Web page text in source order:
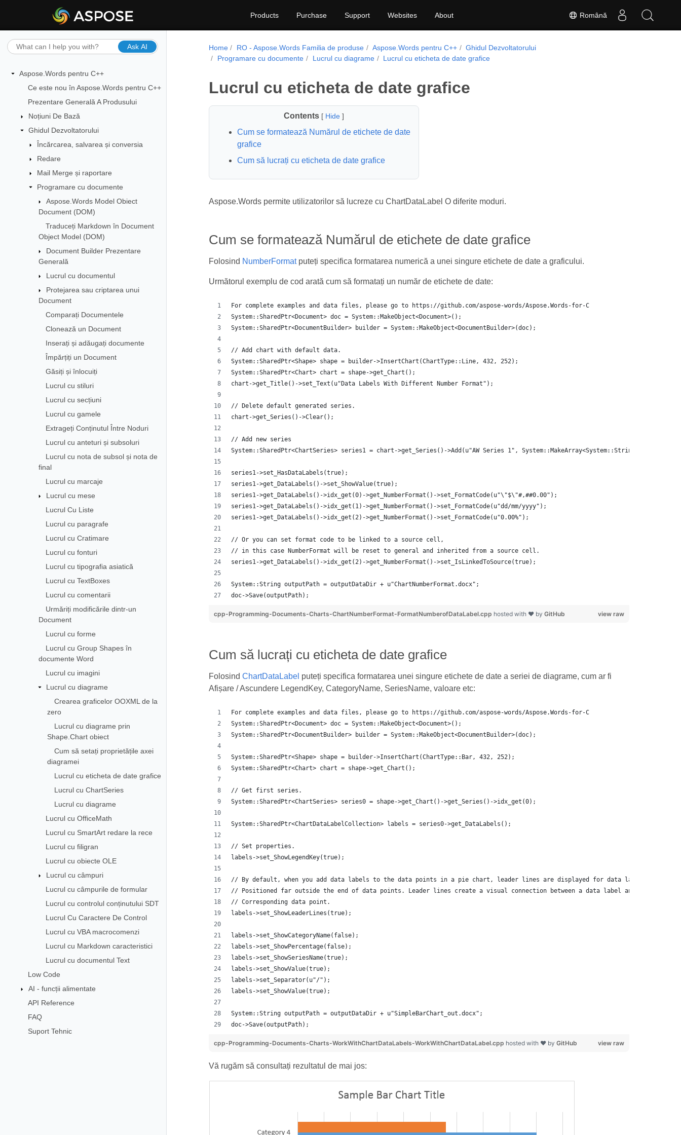
Română
Products Purchase Support Websites About
Ask AI
Aspose.Words pentru C++
Ce este nou în Aspose.Words pentru C++
Prezentare Generală A Produsului
Noțiuni De Bază
Ghidul Dezvoltatorului
Încărcarea, salvarea și conversia
Redare
Mail Merge și raportare
Programare cu documente
Aspose.Words Model Obiect
Document (DOM)
Traduceți Markdown în Document
Object Model (DOM)
Document Builder Prezentare
Generală
Lucrul cu documentul
Protejarea sau criptarea unui
Document
Comparați Documentele
Clonează un Document
Inserați și adăugați documente
Împărțiți un Document
Găsiți și înlocuiți
Lucrul cu stiluri
Lucrul cu secțiuni
Lucrul cu gamele
Extrageți Conținutul Între Noduri
Lucrul cu anteturi și subsoluri
Lucrul cu nota de subsol și nota de
final
Lucrul cu marcaje
Lucrul cu mese
Lucrul Cu Liste
Lucrul cu paragrafe
Lucrul cu Cratimare
Lucrul cu fonturi
Lucrul cu tipografia asiatică
Lucrul cu TextBoxes
Lucrul cu comentarii
Urmăriți modificările dintr-un
Document
Lucrul cu forme
Lucrul cu Group Shapes în
documente Word
Lucrul cu imagini
Lucrul cu diagrame
Crearea graficelor OOXML de la
zero
Lucrul cu diagrame prin
Shape.Chart obiect
Cum să setați proprietățile axei
diagramei
Lucrul cu eticheta de date grafice
Lucrul cu ChartSeries
Lucrul cu diagrame
Lucrul cu OfficeMath
Lucrul cu SmartArt redare la rece
Lucrul cu filigran
Lucrul cu obiecte OLE
Lucrul cu câmpuri
Lucrul cu câmpurile de formular
Lucrul cu controlul conținutului SDT
Lucrul Cu Caractere De Control
Lucrul cu VBA macrocomenzi
Lucrul cu Markdown caracteristici
Lucrul cu documentul Text
Low Code
AI - funcții alimentate
API Reference
FAQ
Suport Tehnic
Home RO - Aspose.Words Familia de produse Aspose.Words pentru C++
Ghidul Dezvoltatorului
Programare cu documente
Lucrul cu diagrame Lucrul cu eticheta de date grafice
Lucrul cu eticheta de date grafice
Contents[ Hide ]
Cum se formatează Numărul de etichete de date
grafice
Cum să lucrați cu eticheta de date grafice
Aspose.Words permite utilizatorilor să lucreze cu ChartDataLabel O diferite moduri.
Cum se formatează Numărul de etichete de date grafice
Folosind NumberFormatputeți specifica formatarea numerică a unei singure etichete de date a graficului.
Următorul exemplu de cod arată cum să formatați un număr de etichete de date:
For complete examples and data files, please go to https://github.com/aspose-words/Aspose.Words-for-C
System::SharedPtr<Document> doc = System::MakeObject<Document>();
System::SharedPtr<DocumentBuilder> builder = System::MakeObject<DocumentBuilder>(doc);
// Add chart with default data.
System::SharedPtr<Shape> shape = builder->InsertChart(ChartType::Line, 432, 252);
System::SharedPtr<Chart> chart = shape->get_Chart();
chart->get_Title()->set_Text(u"Data Labels With Different Number Format");
// Delete default generated series.
chart->get_Series()->Clear();
// Add new series
System::SharedPtr<ChartSeries> series1 = chart->get_Series()->Add(u"AW Series 1",
series1->set_HasDataLabels(true);
series1->get_DataLabels()->set_ShowValue(true);
series1->get_DataLabels()->idx_get(0)->get_NumberFormat()->set_FormatCode(u"\"$\"#,##0.00");
series1->get_DataLabels()->idx_get(1)->get_NumberFormat()->set_FormatCode(u"dd/mm/yyyy");
series1->get_DataLabels()->idx_get(2)->get_NumberFormat()->set_FormatCode(u"0.00%");
// Or you can set format code to be linked to a source cell,
// in this case NumberFormat will be reset to general and inherited from a source cell.
series1->get_DataLabels()->idx_get(2)->get_NumberFormat()->set_IsLinkedToSource(true);
System::String outputPath = outputDataDir + u"ChartNumberFormat.docx";
doc->Save(outputPath);
view raw
cpp-Programming-Documents-Charts-ChartNumberFormat-FormatNumberofDataLabel.cpp hosted with ❤ by GitHub
Cum să lucrați cu eticheta de date grafice
Folosind ChartDataLabel puteți specifica formatarea unei singure etichete de date a seriei de diagrame, cum ar fi
Afișare / Ascundere LegendKey, CategoryName, SeriesName, valoare etc:
For complete examples and data files, please go to https://github.com/aspose-words/Aspose.Words-for-C
System::SharedPtr<Document> doc = System::MakeObject<Document>();
System::SharedPtr<DocumentBuilder> builder = System::MakeObject<DocumentBuilder>(doc);
System::SharedPtr<Shape> shape = builder->InsertChart(ChartType::Bar, 432, 252);
System::SharedPtr<Chart> chart = shape->get_Chart();
// Get first series.
System::SharedPtr<ChartSeries> series0 = shape->get_Chart()->get_Series()->idx_get(0);
System::SharedPtr<ChartDataLabelCollection> labels = series0->get_DataLabels();
// Set properties.
labels->set_ShowLegendKey(true);
// By default, when you add data labels to the data points in a pie chart, leader lines are displayed for data labels that are
// Positioned far outside the end of data points. Leader lines create a visual connection between a data label and its
// Corresponding data point.
labels->set_ShowLeaderLines(true);
labels->set_ShowCategoryName(false);
labels->set_ShowPercentage(false);
labels->set_ShowSeriesName(true);
labels->set_ShowValue(true);
labels->set_Separator(u"/");
labels->set_ShowValue(true);
System::String outputPath = outputDataDir + u"SimpleBarChart_out.docx";
doc->Save(outputPath);
view raw
cpp-Programming-Documents-Charts-WorkWithChartDataLabels-WorkWithChartDataLabel.cpp hosted with ❤ by GitHub
Vă rugăm să consultați rezultatul de mai jos: